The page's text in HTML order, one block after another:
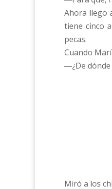
Ahora llego
tiene cinco
pecas.
Cuando
―¿De dónde
Miró a los